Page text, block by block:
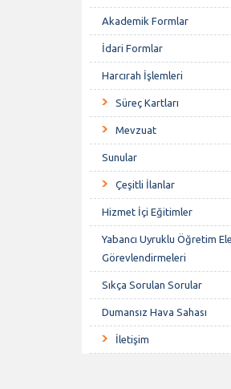
Akademik Formlar
İdari Formlar
Harcırah İşlemleri
Süreç Kartları
Mevzuat
Sunular
Çeşitli İlanlar
Hizmet İçi Eğitimler
Yabancı Uyruklu Öğretim
Görevlendirmeleri
Sıkça Sorulan Sorular
Dumansız Hava Sahası
İletişim